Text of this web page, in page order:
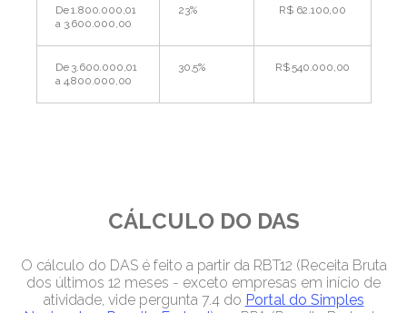
De 1.800.000,01
a 3.600.000,00
23% R$ 62.100,00
De 3.600.000,01
a 4.800.000,00
30,5% R$ 540.000,00
CÁLCULO DO DAS
O cálculo do DAS é feito a partir da RBT12 (Receita Bruta
dos últimos 12 meses - exceto empresas em início de
atividade, vide pergunta 7.4 do Portal do Simples